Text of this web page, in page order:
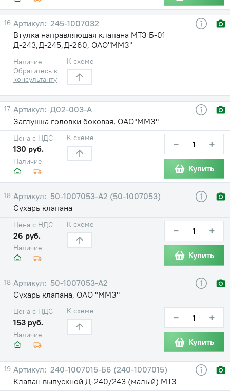
16
245-1007032
Втулка направляющая клапана МТЗ Б-01
Д-243,Д-245,Д-260, ОАО"ММЗ"
Наличие
Обратитесь к
консультанту
К схеме
17
Д02-003-А
Заглушка головки боковая, ОАО"ММЗ"
Наличие
Цена с НДС
130 руб.
К схеме − +
Купить
18
50-1007053-А2 (50-1007053)
Сухарь клапана
Наличие
Цена с НДС
26 руб.
К схеме − +
Купить
18
50-1007053-А2
Сухарь клапана, ОАО "ММЗ"
Наличие
Цена с НДС
153 руб.
К схеме − +
Купить
19
240-1007015-Б6 (240-1007015)
Клапан выпускной Д-240/243 (малый) МТЗ